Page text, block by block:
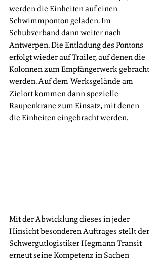
werden die Einheiten auf einen
Schwimmponton geladen. Im
Schubverband dann weiter nach
Antwerpen. Die Entladung des Pontons
erfolgt wieder auf Trailer, auf denen die
Kolonnen zum Empfängerwerk gebracht
werden. Auf dem Werksgelände am
Zielort kommen dann spezielle
Raupenkrane zum Einsatz, mit denen
die Einheiten eingebracht werden.
Mit der Abwicklung dieses in jeder
Hinsicht besonderen Auftrages stellt der
Schwergutlogistiker Hegmann Transit
erneut seine Kompetenz in Sachen